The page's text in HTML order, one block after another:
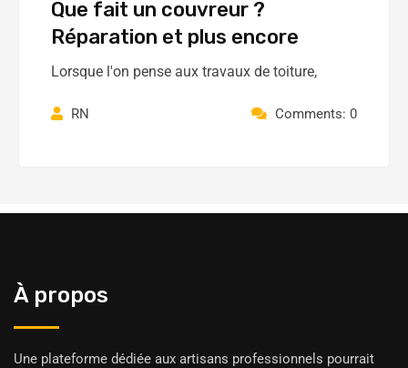
Que fait un couvreur ?
Réparation et plus encore
Lorsque l'on pense aux travaux de toiture,
RN Comments: 0
À propos
Une plateforme dédiée aux artisans professionnels pourrait